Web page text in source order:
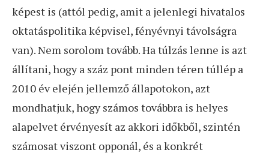
képest is (attól pedig, amit a jelenlegi hivatalos
oktatáspolitika képvisel, fényévnyi távolságra
van). Nem sorolom tovább. Ha túlzás lenne is azt
állítani, hogy a száz pont minden téren túllép a
2010 év elején jellemző állapotokon, azt
mondhatjuk, hogy számos továbbra is helyes
alapelvet érvényesít az akkori időkből, szintén
számosat viszont opponál, és a konkrét